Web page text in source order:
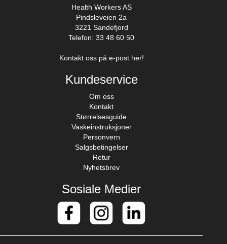
Health Workers AS
Pindsleveien 2a
3221 Sandefjord
Telefon: 33 48 60 50
Kontakt oss på e-post her!
Kundeservice
Om oss
Kontakt
Størrelsesguide
Vaskeinstruksjoner
Personvern
Salgsbetingelser
Retur
Nyhetsbrev
Sosiale Medier